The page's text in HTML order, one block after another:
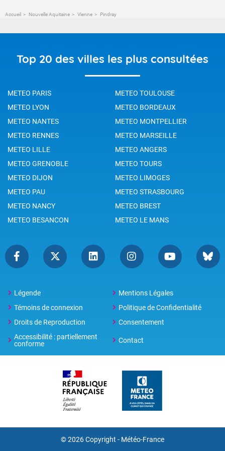
Accueil Nouvelle Aquitaine Vienne Pindray
Top 20 des villes les plus consultées
METEO PARIS
METEO TOULOUSE
METEO LYON
METEO BORDEAUX
METEO NANTES
METEO MONTPELLIER
METEO RENNES
METEO MARSEILLE
METEO LILLE
METEO ANGERS
METEO GRENOBLE
METEO TOURS
METEO DIJON
METEO LIMOGES
METEO PAU
METEO STRASBOURG
METEO NANCY
METEO BREST
METEO BESANCON
METEO LE MANS
Légende
Mentions Légales
Témoins de connexion
Politique de Confidentialité
Droits de Reproduction
Consentement
Accessibilité : partiellement
conforme
Contact
© 2026 Copyright - Météo-France